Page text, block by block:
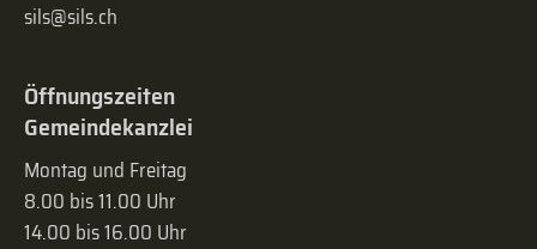
sils@sils.ch
Öffnungszeiten
Gemeindekanzlei
Montag und Freitag
8.00 bis 11.00 Uhr
14.00 bis 16.00 Uhr